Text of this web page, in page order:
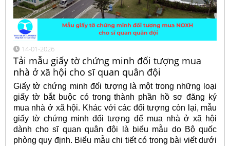
14-01-2026
Tải mẫu giấy tờ chứng minh đối tượng mua
nhà ở xã hội cho sĩ quan quân đội
Giấy tờ chứng minh đối tượng là một trong những loại
giấy tờ bắt buộc có trong thành phần hồ sơ đăng ký
mua nhà ở xã hội. Khác với các đối tượng còn lại, mẫu
giấy tờ chứng minh đối tượng để mua nhà ở xã hội
dành cho sĩ quan quân đội là biểu mẫu do Bộ quốc
phòng quy định. Biểu mẫu chi tiết có trong bài viết dưới